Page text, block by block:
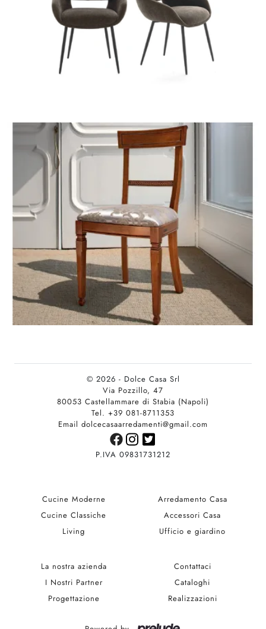
© 2026 - Dolce Casa Srl
Via Pozzillo, 47
80053 Castellammare di Stabia (Napoli)
Tel. +39 081-8711353
Email dolcecasaarredamenti@gmail.com
P.IVA 09831731212
Cucine Moderne
Cucine Classiche
Living
Arredamento Casa
Accessori Casa
Ufficio e giardino
La nostra azienda
I Nostri Partner
Progettazione
Contattaci
Cataloghi
Realizzazioni